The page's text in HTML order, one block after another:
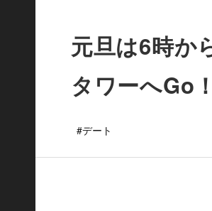
元旦は6時か
タワーへGo！
#デート